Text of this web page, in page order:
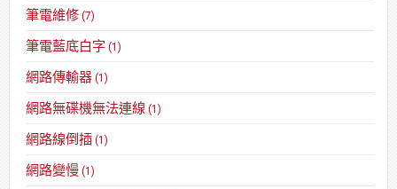
筆電維修 (7)
筆電藍底白字 (1)
網路傳輸器 (1)
網路無碟機無法連線 (1)
網路線倒插 (1)
網路變慢 (1)